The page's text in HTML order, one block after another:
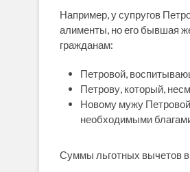
Например, у супругов
алименты, но его бывшая
гражданам:
Петровой,
Петрову, который,
Новому мужу
необходимыми
Суммы льготных вычетов